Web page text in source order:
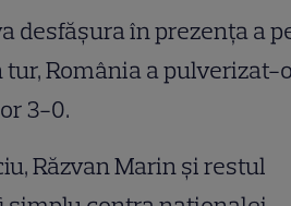
desfășura în prezența a
România a pulverizat-
3-0.
Răzvan Marin și restul